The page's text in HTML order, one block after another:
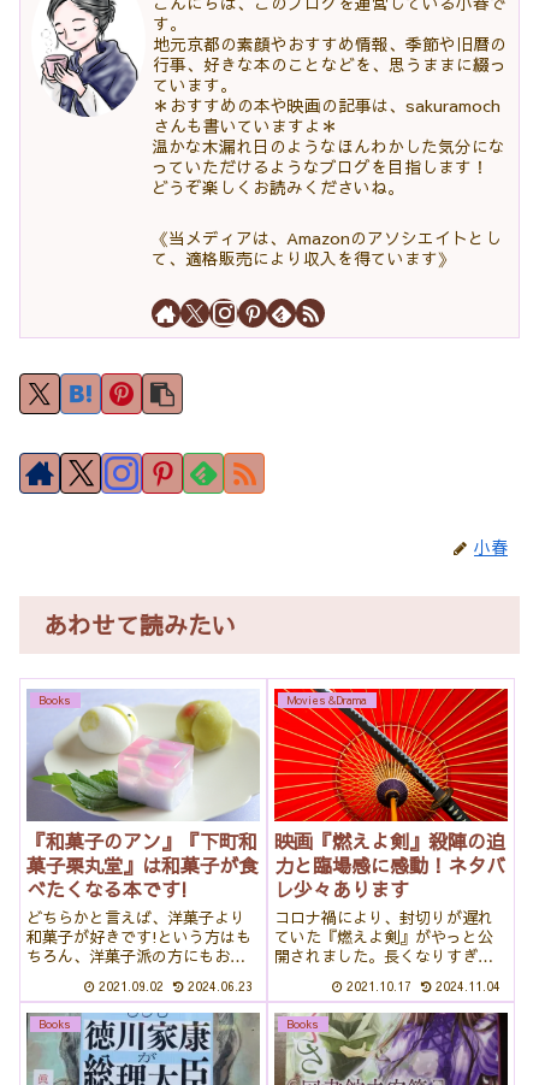
す。
地元京都の素顔やおすすめ情報、季節や旧暦の
行事、好きな本のことなどを、思うままに綴っ
ています。
＊おすすめの本や映画の記事は、sakuramoch
さんも書いていますよ＊
温かな木漏れ日のようなほんわかした気分にな
っていただけるようなブログを目指します！
どうぞ楽しくお読みくださいね。
《当メディアは、Amazonのアソシエイトとし
て、適格販売により収入を得ています》
小春
あわせて読みたい
Books
『和菓子のアン』『下町和
菓子栗丸堂』は和菓子が食
べたくなる本です!
どちらかと言えば、洋菓子より
和菓子が好きです!という方はも
ちろん、洋菓子派の方にもおす
す。『和菓子のアン』シリー
ズ 坂木司高校卒業後、進
学も就職もしなかった杏子は、
デパ地下の和菓子屋・みつ屋で
働き始めます。...
2021.09.02 2024.06.23
Movies＆Drama
映画『燃えよ剣』殺陣の迫
力と臨場感に感動！ネタバ
レ少々あります
コロナ禍により、封切りが遅れ
ていた『燃えよ剣』がやっと公
開されました。長くなりすぎた
に行ってきました。今回はその
感想をちらりとお話ししたいと
思います。真っ先にお伝えした
いのは臨場感、迫力、そして映
像の美しさ。2時...
2021.10.17 2024.11.04
Books Books